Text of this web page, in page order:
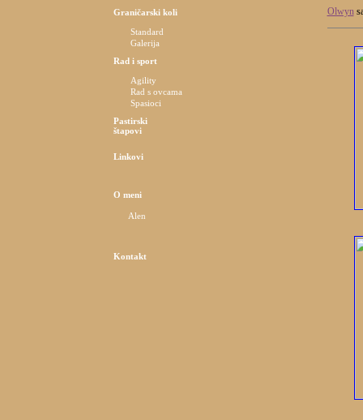
Graničarski koli
Standard
Galerija
Rad i sport
Agility
Rad s ovcama
Spasioci
Pastirski
štapovi
Linkovi
O meni
Alen
Kontakt
Olwyn